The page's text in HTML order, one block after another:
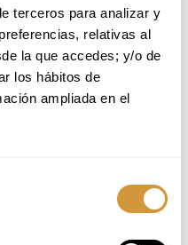
terceros para analizar y
relativas al
la que accedes; y/o de
los hábitos de
ampliada en el
desean incorporar